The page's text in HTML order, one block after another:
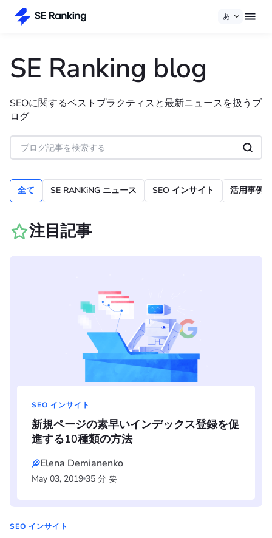
あ
SE Ranking blog
SEOに関するベストプラクティスと最新ニュースを扱うブ
ログ
全て SE RANKiNG ニュース SEO インサイト 活用事例
注目記事
SEO インサイト
新規ページの素早いインデックス登録を促
進する10種類の方法
Elena Demianenko
May 03, 2019 35 分 要
SEO インサイト